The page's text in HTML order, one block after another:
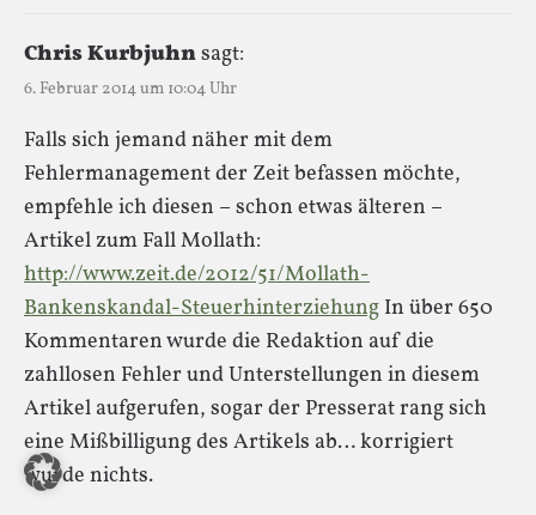
Chris Kurbjuhnsagt:
6. Februar 2014 um 10:04 Uhr
Falls sich jemand näher mit dem
Fehlermanagement der Zeit befassen möchte,
empfehle ich diesen – schon etwas älteren –
Artikel zum Fall Mollath:
http://www.zeit.de/2012/51/Mollath-
Bankenskandal-Steuerhinterziehung In über 650
Kommentaren wurde die Redaktion auf die
zahllosen Fehler und Unterstellungen in diesem
Artikel aufgerufen, sogar der Presserat rang sich
eine Mißbilligung des Artikels ab… korrigiert
wurde nichts.